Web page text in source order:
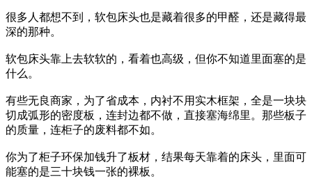
很多人都想不到，软包床头也是藏着很多的甲醛，还是藏得最
深的那种。
软包床头靠上去软软的，看着也高级，但你不知道里面塞的是
什么。
有些无良商家，为了省成本，内衬不用实木框架，全是一块块
切成弧形的密度板，连封边都不做，直接塞海绵里。那些板子
的质量，连柜子的废料都不如。
你为了柜子环保加钱升了板材，结果每天靠着的床头，里面可
能塞的是三十块钱一张的裸板。